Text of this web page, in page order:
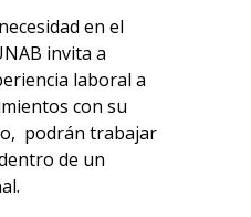
en el
invita a
laboral a
con su
podrán trabajar
de un